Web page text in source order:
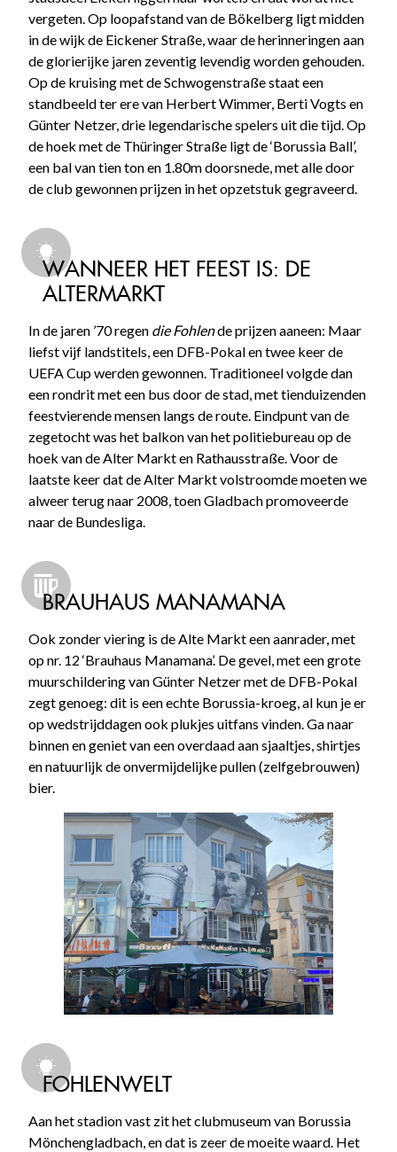
vergeten. Op loopafstand van de Bökelberg ligt midden
in de wijk de Eickener Straße, waar de herinneringen aan
de glorierijke jaren zeventig levendig worden gehouden.
Op de kruising met de Schwogenstraße staat een
standbeeld ter ere van Herbert Wimmer, Berti Vogts en
Günter Netzer, drie legendarische spelers uit die tijd. Op
de hoek met de Thüringer Straße ligt de ‘Borussia Ball’,
een bal van tien ton en 1.80m doorsnede, met alle door
de club gewonnen prijzen in het opzetstuk gegraveerd.
WANNEER HET FEEST IS: DE
ALTERMARKT
In de jaren ’70 regen die Fohlende prijzen aaneen: Maar
liefst vijf landstitels, een DFB-Pokal en twee keer de
UEFA Cup werden gewonnen. Traditioneel volgde dan
een rondrit met een bus door de stad, met tienduizenden
feestvierende mensen langs de route. Eindpunt van de
zegetocht was het balkon van het politiebureau op de
hoek van de Alter Markt en Rathausstraße. Voor de
laatste keer dat de Alter Markt volstroomde moeten we
alweer terug naar 2008, toen Gladbach promoveerde
naar de Bundesliga.
BRAUHAUS MANAMANA
Ook zonder viering is de Alte Markt een aanrader, met
op nr. 12 ‘Brauhaus Manamana’. De gevel, met een grote
muurschildering van Günter Netzer met de DFB-Pokal
zegt genoeg: dit is een echte Borussia-kroeg, al kun je er
op wedstrijddagen ook plukjes uitfans vinden. Ga naar
binnen en geniet van een overdaad aan sjaaltjes, shirtjes
en natuurlijk de onvermijdelijke pullen (zelfgebrouwen)
bier.
FOHLENWELT
Aan het stadion vast zit het clubmuseum van Borussia
Mönchengladbach, en dat is zeer de moeite waard. Het